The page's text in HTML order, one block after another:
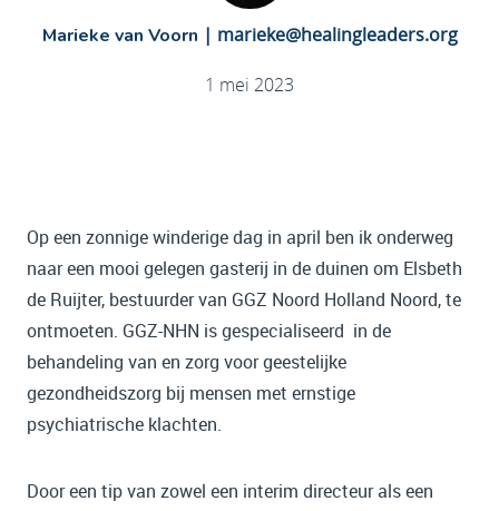
Marieke van Voorn | marieke@healingleaders.org
1 mei 2023
Op een zonnige winderige dag in april ben ik onderweg
naar een mooi gelegen gasterij in de duinen om Elsbeth
de Ruijter, bestuurder van GGZ Noord Holland Noord, te
ontmoeten. GGZ-NHN is gespecialiseerd in de
behandeling van en zorg voor geestelijke
gezondheidszorg bij mensen met ernstige
psychiatrische klachten.
Door een tip van zowel een interim directeur als een